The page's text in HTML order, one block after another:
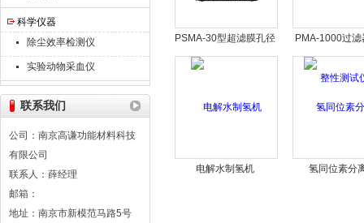
科学仪器
除尘效率检测仪
实验动物采血仪
联系我们
公司：南京高谦功能材料科技
有限公司
联系人：薛经理
邮箱：
地址：南京市新模范马路5号
PSMA-30型超滤膜孔径
分析仪
PMA-1000过
性测试仪
电解水制氢机 氢同位素分